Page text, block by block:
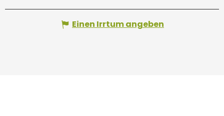
Einen Irrtum angeben